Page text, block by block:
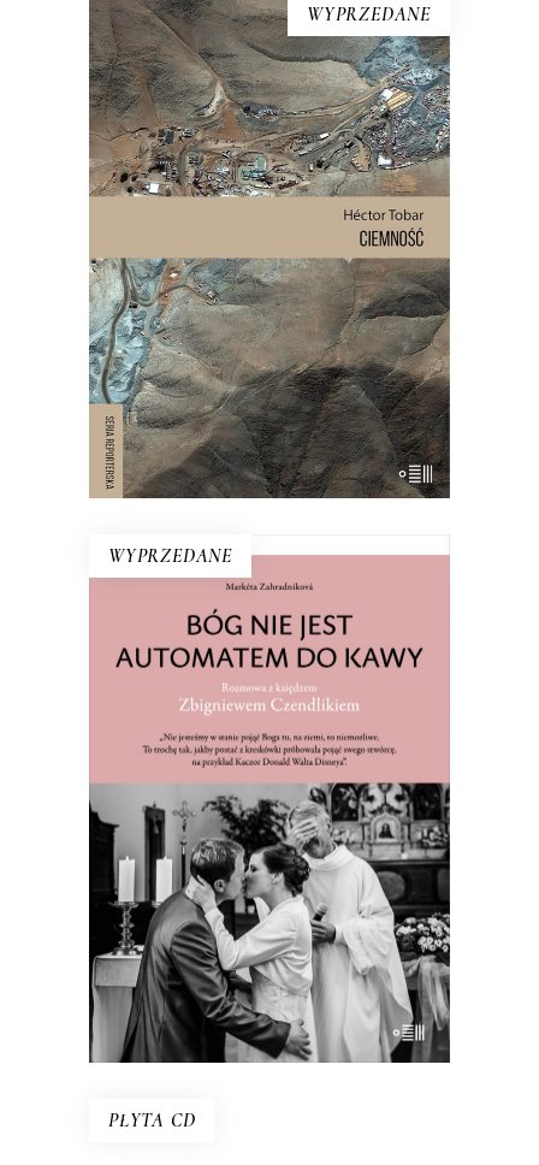
WYPRZEDANE
CIEMNOŚĆ
W wyniku katastrofy 625 metrów
pod ziemią, w ciemności, wilgoci, bez
jedzenia i wody pitnej zostało
uwięzionych 33 mężczyzn. Spędzili
pod ziemią 69 dni. To historia o
męstwie, odwadze i o granicach, do
jakich może dojść człowiek.
WYPRZEDANE
E-BOOK DO KOSZYKA
BÓG NIE JEST AUTOMATEM DO
KAWY. ROZMOWA Z KSIĘDZEM
ZBIGNIEWEM CZENDLIKIEM
Ksiądz Zbigniew Czendlik mówi, co
myśli, nie chodzi w sutannie ani
koloratce, a poranne msze przeniósł na
dziewiątą, bo kto by wstał na szóstą?
PŁYTA CD